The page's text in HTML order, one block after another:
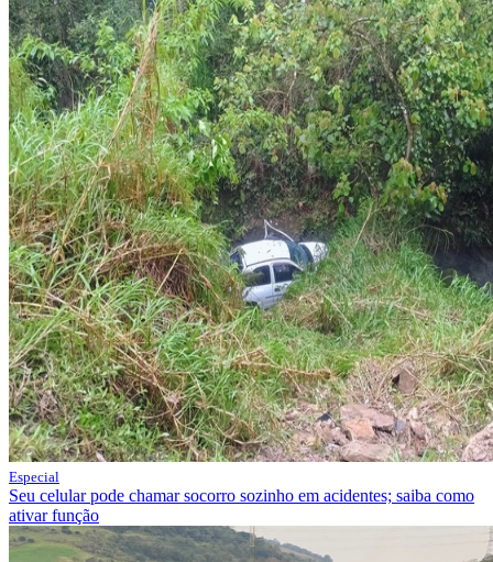
Especial
Seu celular pode chamar socorro sozinho em acidentes; saiba como
ativar função